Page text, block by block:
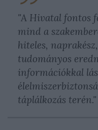
"A Hivatal fontos
mind a
hiteles,
tudományos
információkkal
táplálkozás terén."